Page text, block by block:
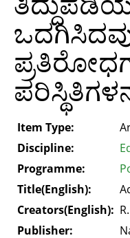
Item Type:
Discipline:
Programme:
Title(English):
Creators(English):
Publisher: